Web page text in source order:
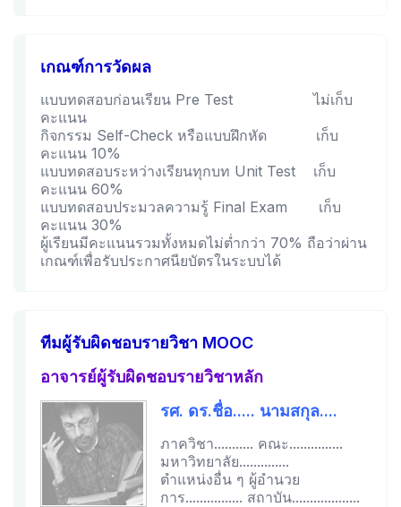
เกณฑ์การวัดผล
แบบทดสอบก่อนเรียน Pre Test ไม่เก็บ
คะแนน
กิจกรรม Self-Check หรือแบบฝึกหัด เก็บ
คะแนน 10%
แบบทดสอบระหว่างเรียนทุกบท Unit Test เก็บ
คะแนน 60%
แบบทดสอบประมวลความรู้ Final Exam เก็บ
คะแนน 30%
ผู้เรียนมีคะแนนรวมทั้งหมดไม่ต่ำกว่า 70% ถือว่าผ่าน
เกณฑ์เพื่อรับประกาศนียบัตรในระบบได้
ทีมผู้รับผิดชอบรายวิชา MOOC
อาจารย์ผู้รับผิดชอบรายวิชาหลัก
รศ. ดร.ชื่อ..... นามสกุล....
ภาควิชา........... คณะ...............
มหาวิทยาลัย..............
ตำแหน่งอื่น ๆ ผู้อำนวย
การ................ สถาบัน...................